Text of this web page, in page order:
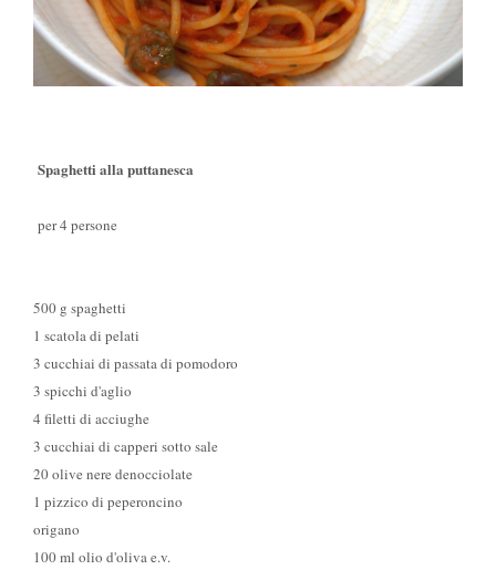
Spaghetti alla puttanesca
per 4 persone
500 g spaghetti
1 scatola di pelati
3 cucchiai di passata di pomodoro
3 spicchi d'aglio
4 filetti di acciughe
3 cucchiai di capperi sotto sale
20 olive nere denocciolate
1 pizzico di peperoncino
origano
100 ml olio d'oliva e.v.